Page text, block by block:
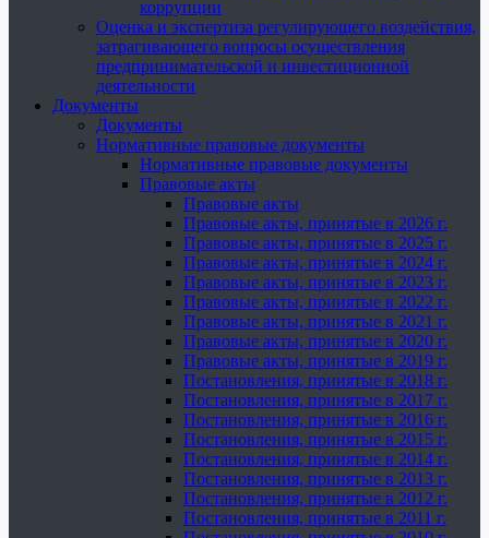
коррупции
Оценка и экспертиза регулирующего воздействия,
затрагивающего вопросы осуществления
предпринимательской и инвестиционной
деятельности
Документы
Документы
Нормативные правовые документы
Нормативные правовые документы
Правовые акты
Правовые акты
Правовые акты, принятые в 2026 г.
Правовые акты, принятые в 2025 г.
Правовые акты, принятые в 2024 г.
Правовые акты, принятые в 2023 г.
Правовые акты, принятые в 2022 г.
Правовые акты, принятые в 2021 г.
Правовые акты, принятые в 2020 г.
Правовые акты, принятые в 2019 г.
Постановления, принятые в 2018 г.
Постановления, принятые в 2017 г.
Постановления, принятые в 2016 г.
Постановления, принятые в 2015 г.
Постановления, принятые в 2014 г.
Постановления, принятые в 2013 г.
Постановления, принятые в 2012 г.
Постановления, принятые в 2011 г.